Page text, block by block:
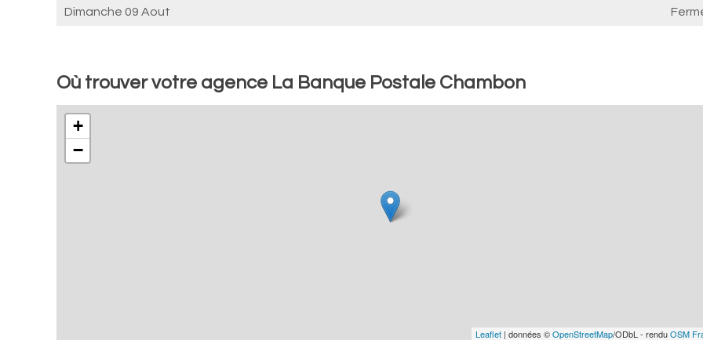
Dimanche 09 Aout
Où trouver votre agence La Banque Postale Chambon
+
−
Leaflet | données ©OpenStreetMap/ODbL - renduOSM